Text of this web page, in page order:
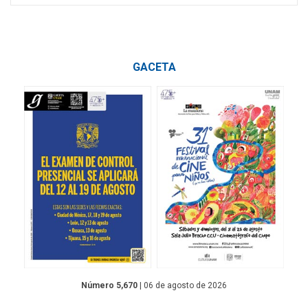
GACETA
Número 5,670 | 06 de agosto de 2026